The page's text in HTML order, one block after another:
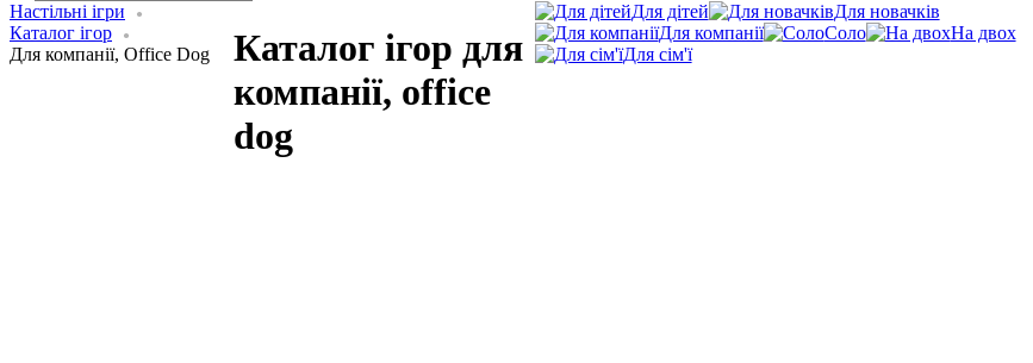
Настільні ігри
Каталог ігор
Для компанії, Office Dog
Каталог ігор для
компанії, office
dog
Для дітей
Для новачків
Для компанії
Соло
На двох
Для сім'ї